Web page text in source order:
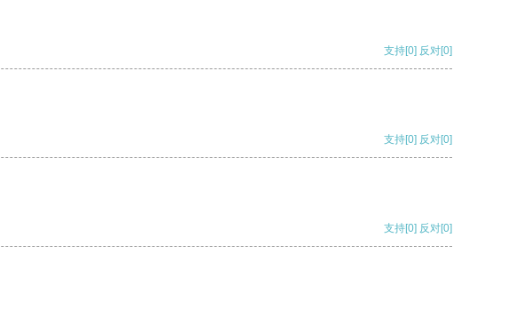
支持[0] 反对[0]
支持[0] 反对[0]
支持[0] 反对[0]